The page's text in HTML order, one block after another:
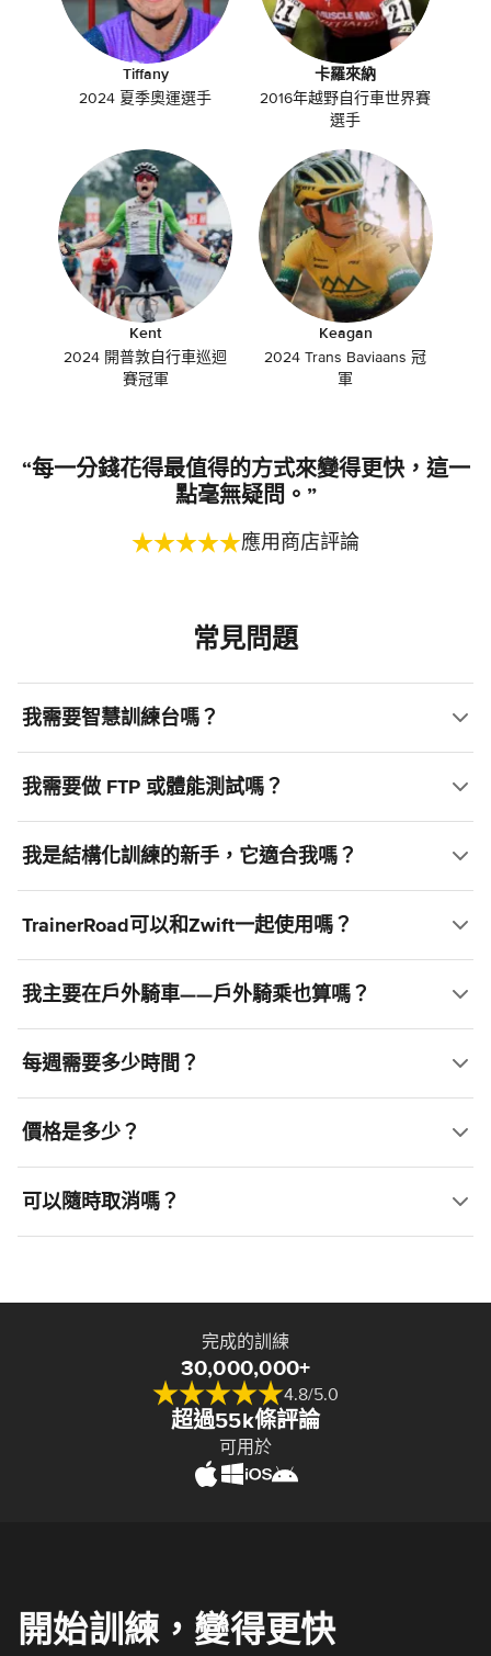
Tiffany
2024 夏季奧運選手
卡羅來納
2016年越野自行車世界賽
選手
Kent
2024 開普敦自行車巡迴
賽冠軍
Keagan
2024 Trans Baviaans 冠
軍
“每一分錢花得最值得的方式來變得更快，這一
點毫無疑問。”
應用商店評論
常見問題
我需要智慧訓練台嗎？
我需要做 FTP 或體能測試嗎？
我是結構化訓練的新手，它適合我嗎？
TrainerRoad可以和Zwift一起使用嗎？
我主要在戶外騎車——戶外騎乘也算嗎？
每週需要多少時間？
價格是多少？
可以隨時取消嗎？
完成的訓練
30,000,000+
4.8/5.0
超過55k條評論
可用於
開始訓練，變得更快